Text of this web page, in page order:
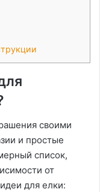
своими
и простые
список,
от
для елки: